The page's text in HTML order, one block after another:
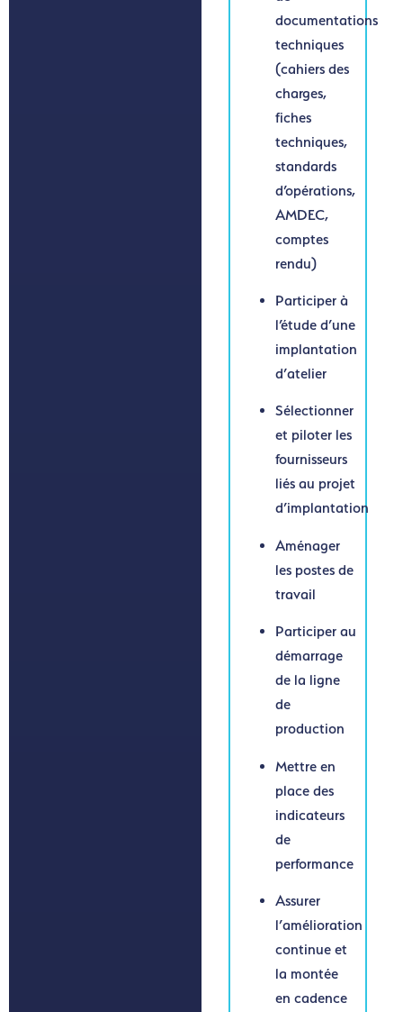
documentations
techniques
(cahiers des
charges,
fiches
techniques,
standards
d’opérations,
AMDEC,
comptes
rendu)
Participer à
l’étude d’une
implantation
d’atelier
Sélectionner
et piloter les
fournisseurs
liés au projet
d’implantation
Aménager
les postes de
travail
Participer au
démarrage
de la ligne
de
production
Mettre en
place des
indicateurs
de
performance
Assurer
l’amélioration
continue et
la montée
en cadence